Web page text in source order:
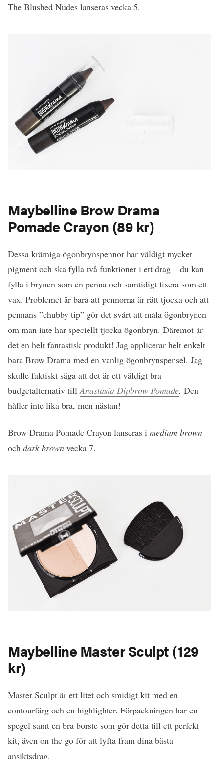
The Blushed Nudes lanseras vecka 5.
MaybellineBrow Drama
Pomade Crayon (89 kr)
Dessa krämiga ögonbrynspennor har väldigt mycket
pigment och ska fylla två funktioner i ett drag – du kan
fylla i brynen som en penna och samtidigt fixera som ett
vax. Problemet är bara att pennorna är rätt tjocka och att
pennans ”chubby tip” gör det svårt att måla ögonbrynen
om man inte har speciellt tjocka ögonbryn. Däremot är
det en helt fantastisk produkt! Jag applicerar helt enkelt
bara Brow Drama med en vanlig ögonbrynspensel. Jag
skulle faktiskt säga att det är ett väldigt bra
budgetalternativ tillAnastasia Dipbrow Pomade. Den
håller inte lika bra, men nästan!
Brow Drama Pomade Crayon lanseras i medium brown
och dark brown vecka 7.
MaybellineMaster Sculpt(129
kr)
Master Sculpt är ett litet och smidigt kit med en
contourfärg och en highlighter. Förpackningen har en
spegel samt en bra borste som gör detta till ett perfekt
kit, även on the go för att lyfta fram dina bästa
ansiktsdrag.